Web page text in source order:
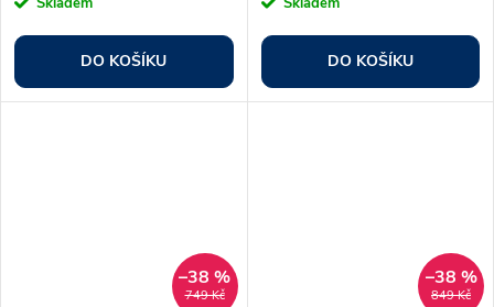
DO KOŠÍKU DO KOŠÍKU
749 Kč
–38 %
849 Kč
–38 %